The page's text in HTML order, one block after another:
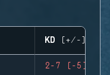
KD (+/-)
2-7 (-5)